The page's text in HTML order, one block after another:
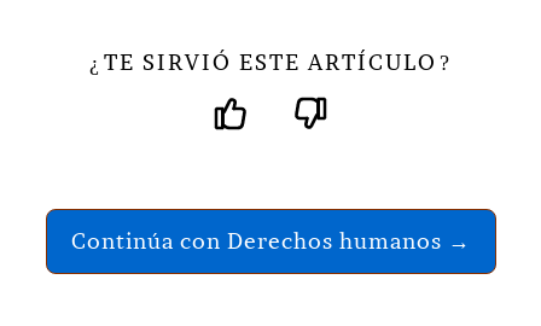
¿ TE SIRVIÓ ESTE ARTÍCULO ?
Continúa con Derechos humanos →